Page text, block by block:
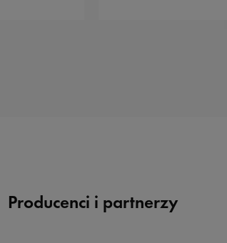
Producenci i partnerzy